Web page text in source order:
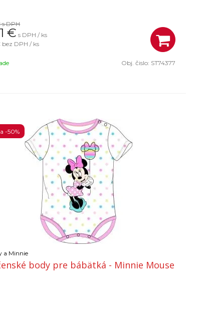
s DPH
€ s DPH / ks
bez DPH / ks
Obj. čislo: ST74377
a Minnie
body pre bábätká - Minnie Mouse
-50%